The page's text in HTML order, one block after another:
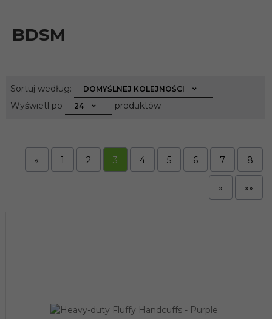
BDSM
Sortuj według: sortDOMYŚLNEJ KOLEJNOŚCI
Wyświetl po pop
24 produktów
« 1 2 3 4 5 6 7 8
» »»